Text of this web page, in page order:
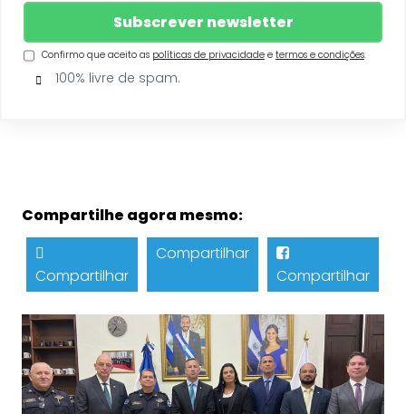
Confirmo que aceito as políticas de privacidadee termos e condições.
100% livre de spam.
Compartilhe agora mesmo:
Compartilhar
Compartilhar
Compartilhar